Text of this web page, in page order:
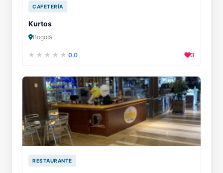
CAFETERÍA
Kurtos
Bogotá
0.0 3
RESTAURANTE